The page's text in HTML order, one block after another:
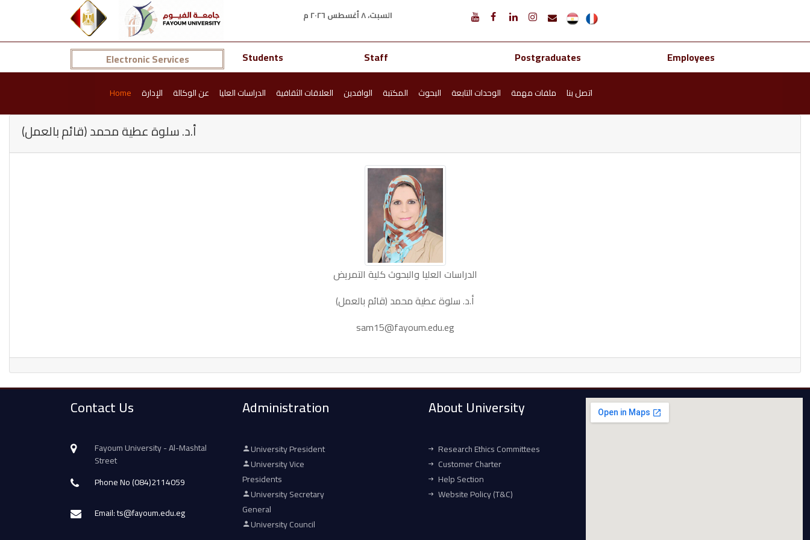
السبت، ٨ أغسطس ٢٠٢٦ م
Electronic Services Students Staff Postgraduates Employees
Home الإدارة عن الوكالة الدراسات العليا العلاقات الثقافية الوافدين المكتبة البحوث الوحدات التابعة ملفات مهمة اتصل بنا
أ.د. سلوة عطية محمد (قائم بالعمل)
الدراسات العليا والبحوث كلية التمريض
أ.د. سلوة عطية محمد (قائم بالعمل)
sam15@fayoum.edu.eg
Contact Us
Fayoum University - Al-Mashtal
Street
Phone No (084)2114059
Email: ts@fayoum.edu.eg
Administration
University President
University Vice
Presidents
University Secretary
General
University Council
About University
Research Ethics Committees
Customer Charter
Help Section
Website Policy (T&C)